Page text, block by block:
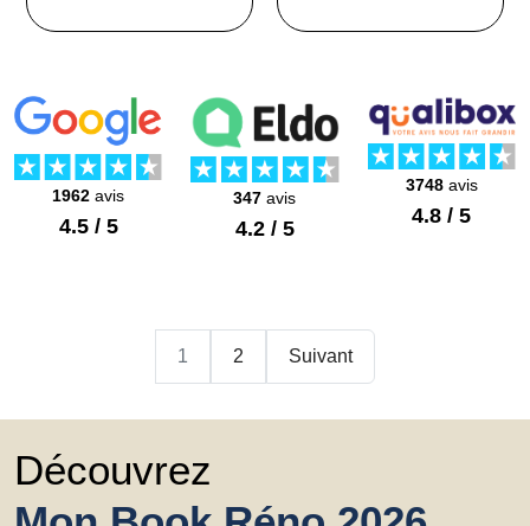
1962 avis
4.5 / 5
347 avis
4.2 / 5
3748avis
4.8 / 5
1 2 Suivant
Découvrez